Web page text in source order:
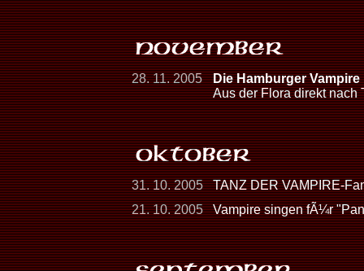
28. 11. 2005
Die Hamburger
Aus der Flora direkt nach
31. 10. 2005
TANZ DER VAMPIRE-
21. 10. 2005
Vampire singen fÃ¼r